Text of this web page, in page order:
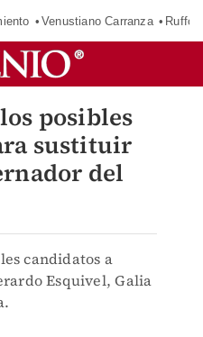
Venustiano Carranza Ruffo
posibles
sustituir
del
candidatos a
Esquivel, Galia